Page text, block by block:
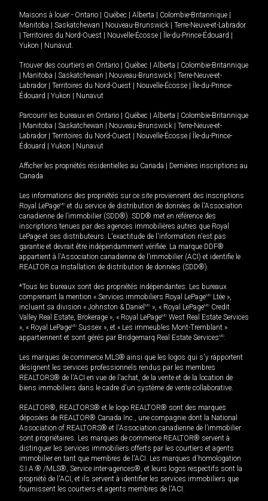
Maisons à louer - Ontario | Québec | Alberta | Colombie-Britannique |
Manitoba | Saskatchewan | Nouveau-Brunswick | Terre-Neuve-et-Labrador
| Territoires du Nord-Ouest | Nouvelle-Écosse | Île-du-Prince-Édouard |
Yukon | Nunavut.
Trouver des courtiers en Ontario | Québec | Alberta | Colombie-Britannique
| Manitoba | Saskatchewan | Nouveau-Brunswick | Terre-Neuve-et-
Labrador | Territoires du Nord-Ouest | Nouvelle-Écosse | Île-du-Prince-
Édouard | Yukon | Nunavut
Parcourir les bureaux en Ontario | Québec | Alberta | Colombie-Britannique
| Manitoba | Saskatchewan | Nouveau-Brunswick | Terre-Neuve-et-
Labrador | Territoires du Nord-Ouest | Nouvelle-Écosse | Île-du-Prince-
Édouard | Yukon | Nunavut
Afficher les propriétés résidentielles au Canada | Dernières inscriptions au
Canada
Les informations des propriétés sur ce site proviennent des inscriptions
Royal LePageMD et du service de distribution de données de l'Association
canadienne de l’immobilier (SDD®). SDD® met en référence des
inscriptions tenues par des agences immobilières autres que Royal
LePage et ses distributeurs. L'exactitude de l'information n'est pas
garantie et devrait être indépendamment vérifiée. La marque DDF®
appartient à l'Association canadienne de l’immobilier (ACI) et identifie le
REALTOR.ca Installation de distribution de données (SDD®).
*Tous les bureaux sont des propriétés indépendantes. Les bureaux
comprenant la mention « Services immobiliers Royal LePageMD Ltée »,
incluant sa division « Johnston & Daniel MD », « Royal LePageMD Credit
Valley Real Estate, Brokerage », « Royal LePageMD West Real Estate Services
», « Royal LePageMD Sussex », et « Les immeubles Mont-Tremblant »
appartiennent et sont gérés par Bridgemarq Real Estate ServicesMD.
Les marques de commerce MLS® ainsi que les logos qui s'y rapportent
désignent les services professionnels rendus par les membres
REALTORS® de l'ACI en vue de l'achat, de la vente et de la location de
biens immobiliers dans le cadre d'un système de vente collaborative.
REALTOR®, REALTORS® et le logo REALTOR® sont des marques
déposées de REALTOR® Canada Inc., une compagnie dont la National
Association of REALTORS® et l'Association canadienne de l’immobilier
sont propriétaires. Les marques de commerce REALTOR® servent à
distinguer les services immobiliers offerts par les courtiers et agents
immobilier en tant que membres de l'ACI. Les marques d'homologation
S.I.A.® /MLS®, Service inter-agences®, et leurs logos respectifs sont la
propriété de l'ACI, et ils servent à identifier les services immobiliers que
fournissent les courtiers et agents membres de l'ACI.